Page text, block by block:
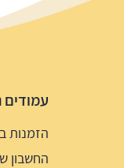
עמודים
הזמנות
החשבון